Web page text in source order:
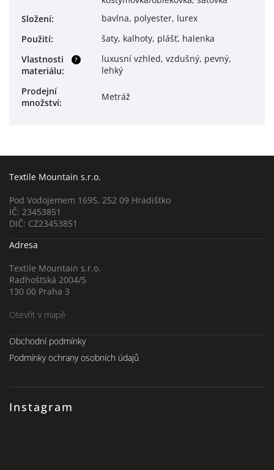
Složení:
bavlna, polyester, lurex
Použití: šaty, kalhoty, plášť, halenka
?
Vlastnosti
materiálu:
luxusní vzhled, vzdušný, pevný,
lehký
Prodejní
množství:
Metráž
Textile Mountain s.r.o.
Pod Vodojemem 1695, 252 09 Hradištko
IČ: 23453851
DIČ: CZ23453851
Adresa
Textile Mountain s.r.o.
Radhošťská 2004/5
130 00 Praha 3
Otevřít v mapě
Instagram
Obchodní podmínky
Podmínky ochrany osobních údajů